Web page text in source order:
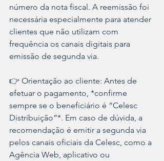
número da nota fiscal. A reemissão foi
necessária especialmente para atender
clientes que não utilizam com
frequência os canais digitais para
emissão de segunda via.
👉 Orientação ao cliente: Antes de
efetuar o pagamento, *confirme
sempre se o beneficiário é “Celesc
Distribuição”*. Em caso de dúvida, a
recomendação é emitir a segunda via
pelos canais oficiais da Celesc, como a
Agência Web, aplicativo ou